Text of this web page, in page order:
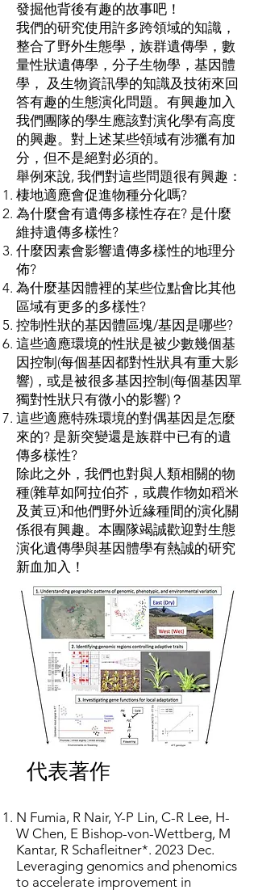
發掘他背後有趣的故事吧！
我們的研究使用許多跨領域的知識，
整合了野外生態學，族群遺傳學，數
量性狀遺傳學，分子生物學，基因體
學， 及生物資訊學的知識及技術來回
答有趣的生態演化問題。有興趣加入
我們團隊的學生應該對演化學有高度
的興趣。對上述某些領域有涉獵有加
分，但不是絕對必須的。
舉例來說, 我們對這些問題很有興趣：
棲地適應會促進物種分化嗎?
為什麼會有遺傳多樣性存在? 是什麼
維持遺傳多樣性?
什麼因素會影響遺傳多樣性的地理分
佈?
為什麼基因體裡的某些位點會比其他
區域有更多的多樣性?
控制性狀的基因體區塊/基因是哪些?
這些適應環境的性狀是被少數幾個基
因控制(每個基因都對性狀具有重大影
響)， 或是被很多基因控制(每個基因單
獨對性狀只有微小的影響)？
這些適應特殊環境的對偶基因是怎麼
來的? 是新突變還是族群中已有的遺
傳多樣性?
除此之外，我們也對與人類相關的物
種(雜草如阿拉伯芥，或農作物如稻米
及黃豆)和他們野外近緣種間的演化關
係很有興趣。本團隊竭誠歡迎對生態
演化遺傳學與基因體學有熱誠的研究
新血加入！
代表著作
N Fumia, R Nair, Y-P Lin, C-R Lee, H-
W Chen, E Bishop-von-Wettberg, M
Kantar, R Schafleitner*. 2023 Dec.
Leveraging genomics and phenomics
to accelerate improvement in